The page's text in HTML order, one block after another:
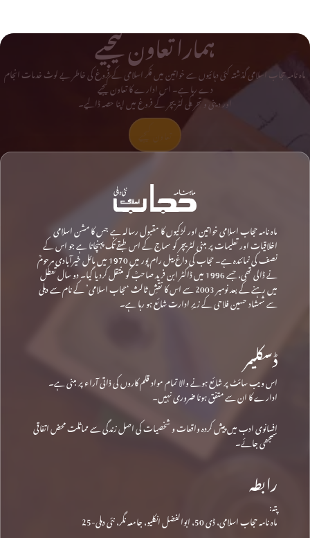
ہمارا تعاون کیجیے
ماہ نامہ حجاب اسلامی گذشتہ کئی دہائیوں سے خواتین میں فکر اسلامی کے فروغ کی خاطر بے لوث خدمات انجام
دے رہا ہے۔ اس ادارے کا تعاون کیجیے
اور دینی و تحریکی لٹریچر کے فروغ میں اپنا حصہ ڈالیے۔
ماہ نامہ حجاب اسلامی خواتین اور لڑکیوں کا مقبول رسالہ ہے جس کا مشن اسلامی
اخلاقیات اور تعلیمات پر مبنی لٹریچر کو سماج کے اس طبقے تک پہنچانا ہے جو اس کے
نصف کی نمائندہ ہے۔ حجاب کی داغ بیل رام پور میں 1970 میں مائل خیرآبادی مرحومؒ
نے ڈالی تھی، جسے 1996 میں ڈاکٹر ابن فرید صاحبؒ کو منتقل کردیا گیا۔ دو سال تعطل
میں رہنے کے بعد نومبر 2003 سے اس کا نقشِ ثالث ‘حجاب اسلامی’ کے نام سے دہلی
سے شمشاد حسین فلاحی کے زیرِ ادارت شائع ہو رہا ہے۔
ڈسکلیمر
اس ویب سائٹ پر شائع ہونے والا تمام مواد قلم کاروں کی ذاتی آراء پر مبنی ہے۔
ادارے کا ان سے متفق ہونا ضروری نہیں۔
افسانوی ادب میں پیش کردہ واقعات و شخصیات کی اصل زندگی سے مماثلت محض اتفاقی
سمجھی جائے۔
رابطہ
پتہ:
ماہ نامہ حجاب اسلامی، ڈی 50، ابوالفضل انکلیو، جامعہ نگر، نئی دہلی-25